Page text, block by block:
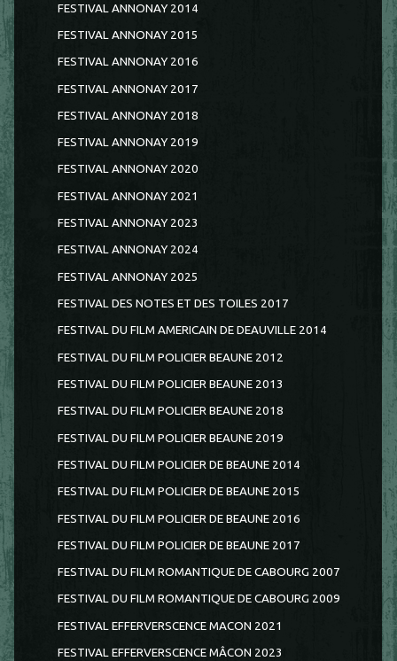
FESTIVAL ANNONAY 2014
FESTIVAL ANNONAY 2015
FESTIVAL ANNONAY 2016
FESTIVAL ANNONAY 2017
FESTIVAL ANNONAY 2018
FESTIVAL ANNONAY 2019
FESTIVAL ANNONAY 2020
FESTIVAL ANNONAY 2021
FESTIVAL ANNONAY 2023
FESTIVAL ANNONAY 2024
FESTIVAL ANNONAY 2025
FESTIVAL DES NOTES ET DES TOILES 2017
FESTIVAL DU FILM AMERICAIN DE DEAUVILLE 2014
FESTIVAL DU FILM POLICIER BEAUNE 2012
FESTIVAL DU FILM POLICIER BEAUNE 2013
FESTIVAL DU FILM POLICIER BEAUNE 2018
FESTIVAL DU FILM POLICIER BEAUNE 2019
FESTIVAL DU FILM POLICIER DE BEAUNE 2014
FESTIVAL DU FILM POLICIER DE BEAUNE 2015
FESTIVAL DU FILM POLICIER DE BEAUNE 2016
FESTIVAL DU FILM POLICIER DE BEAUNE 2017
FESTIVAL DU FILM ROMANTIQUE DE CABOURG 2007
FESTIVAL DU FILM ROMANTIQUE DE CABOURG 2009
FESTIVAL EFFERVERSCENCE MACON 2021
FESTIVAL EFFERVERSCENCE MÂCON 2023